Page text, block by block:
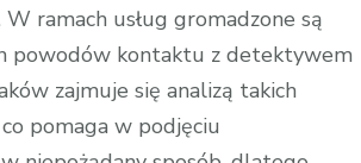
ramach usług gromadzone są
powodów kontaktu z detektywem
zajmuje się analizą takich
pomaga w podjęciu